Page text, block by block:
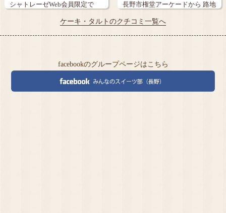
シャトレーゼWeb会員限定で
長野市権堂アーケードから 路地
ケーキ・タルトのクチコミ一覧へ
facebookのグループページはこちら